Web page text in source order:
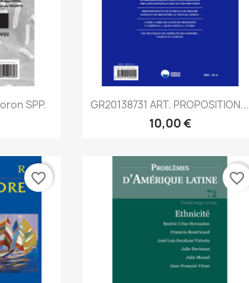
SPP. Aperçu rapide
GR20138731 ART. PROPOSITION...
10,00 €
favorite_border favorite_border